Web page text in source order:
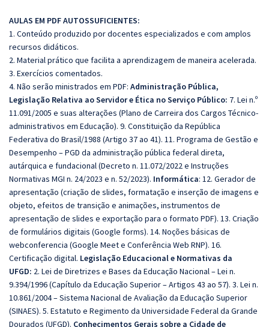
AULAS EM PDF AUTOSSUFICIENTES:
1. Conteúdo produzido por docentes especializados e com amplos
recursos didáticos.
2. Material prático que facilita a aprendizagem de maneira acelerada.
3. Exercícios comentados.
4. Não serão ministrados em PDF: Administração Pública,
Legislação Relativa ao Servidor e Ética no Serviço Público: 7. Lei n.º
11.091/2005 e suas alterações (Plano de Carreira dos Cargos Técnico-
administrativos em Educação). 9. Constituição da República
Federativa do Brasil/1988 (Artigo 37 ao 41). 11. Programa de Gestão e
Desempenho – PGD da administração pública federal direta,
autárquica e fundacional (Decreto n. 11.072/2022 e Instruções
Normativas MGI n. 24/2023 e n. 52/2023). Informática: 12. Gerador de
apresentação (criação de slides, formatação e inserção de imagens e
objeto, efeitos de transição e animações, instrumentos de
apresentação de slides e exportação para o formato PDF). 13. Criação
de formulários digitais (Google forms). 14. Noções básicas de
webconferencia (Google Meet e Conferência Web RNP). 16.
Certificação digital. Legislação Educacional e Normativas da
UFGD: 2. Lei de Diretrizes e Bases da Educação Nacional – Lei n.
9.394/1996 (Capítulo da Educação Superior – Artigos 43 ao 57). 3. Lei n.
10.861/2004 – Sistema Nacional de Avaliação da Educação Superior
(SINAES). 5. Estatuto e Regimento da Universidade Federal da Grande
Dourados (UFGD). Conhecimentos Gerais sobre a Cidade de